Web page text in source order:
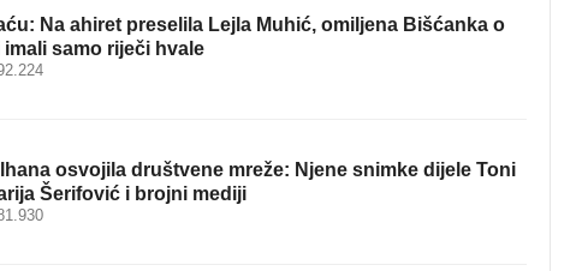
Na ahiret preselila Lejla Muhić, omiljena Bišćanka o
samo riječi hvale
osvojila društvene mreže: Njene snimke dijele Toni
Šerifović i brojni mediji